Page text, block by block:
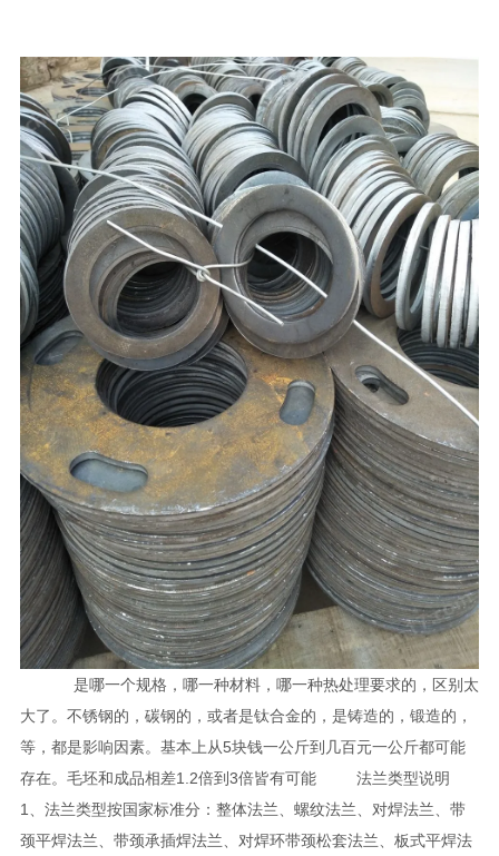
是哪一个规格，哪一种材料，哪一种热处理要求的，区别太
大了。不锈钢的，碳钢的，或者是钛合金的，是铸造的，锻造的，
等，都是影响因素。基本上从5块钱一公斤到几百元一公斤都可能
存在。毛坯和成品相差1.2倍到3倍皆有可能 法兰类型说明
1、法兰类型按国家标准分：整体法兰、螺纹法兰、对焊法兰、带
颈平焊法兰、带颈承插焊法兰、对焊环带颈松套法兰、板式平焊法